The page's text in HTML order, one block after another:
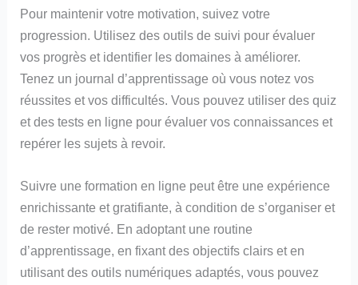
Pour maintenir votre motivation, suivez votre
progression. Utilisez des outils de suivi pour évaluer
vos progrès et identifier les domaines à améliorer.
Tenez un journal d’apprentissage où vous notez vos
réussites et vos difficultés. Vous pouvez utiliser des quiz
et des tests en ligne pour évaluer vos connaissances et
repérer les sujets à revoir.
Suivre une formation en ligne peut être une expérience
enrichissante et gratifiante, à condition de s’organiser et
de rester motivé. En adoptant une routine
d’apprentissage, en fixant des objectifs clairs et en
utilisant des outils numériques adaptés, vous pouvez